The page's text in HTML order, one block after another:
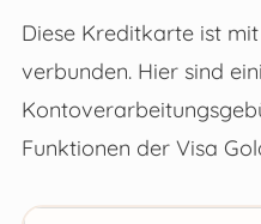
Diese Kreditkarte ist
verbunden. Hier sind
Funktionen der Visa